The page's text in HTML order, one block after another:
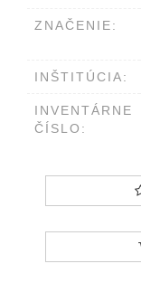
ZNAČENIE:
INŠTITÚCIA:
INVENTÁRNE
ČÍSLO: